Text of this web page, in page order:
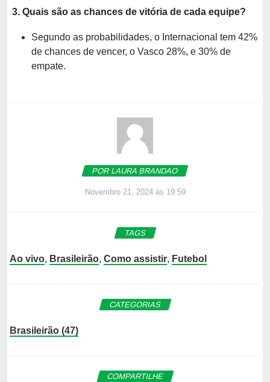
3. Quais são as chances de vitória de cada equipe?
Segundo as probabilidades, o Internacional tem 42%
de chances de vencer, o Vasco 28%, e 30% de
empate.
POR LAURA BRANDAO
Novembro 21, 2024 às 19:59
TAGS
Ao vivo, Brasileirão, Como assistir, Futebol
CATEGORIAS
Brasileirão (47)
COMPARTILHE